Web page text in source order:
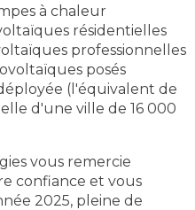
à chaleur
résidentielles
professionnelles
posés
(l'équivalent de
d'une ville de 16 000
vous remercie
confiance et vous
2025, pleine de